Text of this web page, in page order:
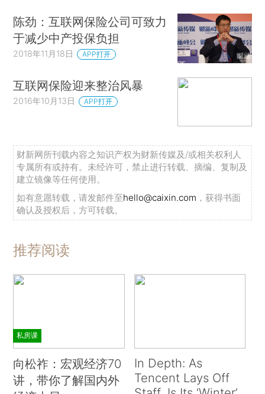
陈劲：互联网保险公司可致力
于减少中产投保负担
2018年11月18日 APP打开
互联网保险迎来整治风暴
2016年10月13日 APP打开
财新网所刊载内容之知识产权为财新传媒及/或相关权利人
专属所有或持有。未经许可，禁止进行转载、摘编、复制及
建立镜像等任何使用。
如有意愿转载，请发邮件至hello@caixin.com ，获得书面
确认及授权后，方可转载。
推荐阅读
私房课
向松祚：宏观经济70
讲，带你了解国内外
In Depth: As
Tencent Lays Off